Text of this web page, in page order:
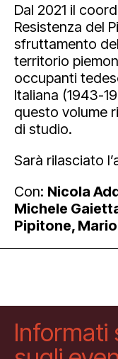
Dal 2021 il
Resistenza del
sfruttamento
territorio
occupanti
Italiana (1943-
questo volume
di studio.
Sarà rilasciato
Con: Nicola
Michele
Pipitone,
Informati